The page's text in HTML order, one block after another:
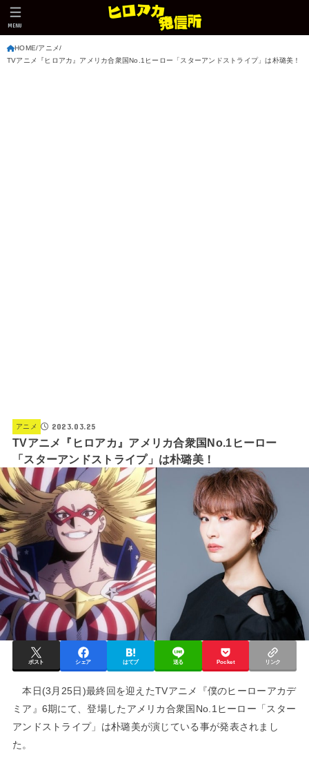
MENU
HOME アニメ
TVアニメ『ヒロアカ』アメリカ合衆国No.1ヒーロー「スターアンドストライプ」は朴璐美！
アニメ 2023.03.25
TVアニメ『ヒロアカ』アメリカ合衆国No.1ヒーロー
「スターアンドストライプ」は朴璐美！
ポスト シェア はてブ 送る Pocket リンク
本日(3月25日)最終回を迎えたTVアニメ『僕のヒーローアカデ
ミア』6期にて、登場したアメリカ合衆国No.1ヒーロー「スター
アンドストライプ」は朴璐美が演じている事が発表されまし
た。